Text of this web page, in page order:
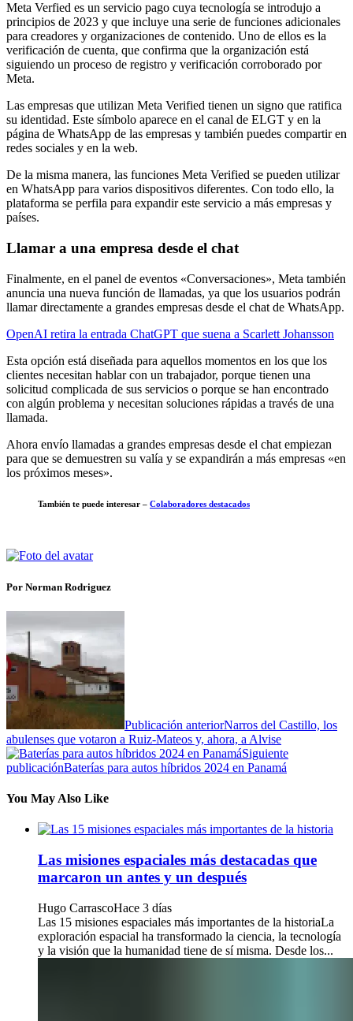
Meta Verfied es un servicio pago cuya tecnología se introdujo a
principios de 2023 y que incluye una serie de funciones adicionales
para creadores y organizaciones de contenido. Uno de ellos es la
verificación de cuenta, que confirma que la organización está
siguiendo un proceso de registro y verificación corroborado por
Meta.
Las empresas que utilizan Meta Verified tienen un signo que ratifica
su identidad. Este símbolo aparece en el canal de ELGT y en la
página de WhatsApp de las empresas y también puedes compartir en
redes sociales y en la web.
De la misma manera, las funciones Meta Verified se pueden utilizar
en WhatsApp para varios dispositivos diferentes. Con todo ello, la
plataforma se perfila para expandir este servicio a más empresas y
países.
Llamar a una empresa desde el chat
Finalmente, en el panel de eventos «Conversaciones», Meta también
anuncia una nueva función de llamadas, ya que los usuarios podrán
llamar directamente a grandes empresas desde el chat de WhatsApp.
OpenAI retira la entrada ChatGPT que suena a Scarlett Johansson
Esta opción está diseñada para aquellos momentos en los que los
clientes necesitan hablar con un trabajador, porque tienen una
solicitud complicada de sus servicios o porque se han encontrado
con algún problema y necesitan soluciones rápidas a través de una
llamada.
Ahora envío llamadas a grandes empresas desde el chat empiezan
para que se demuestren su valía y se expandirán a más empresas «en
los próximos meses».
También te puede interesar – Colaboradores destacados
Por Norman Rodriguez
Publicación anteriorNarros del Castillo, los
abulenses que votaron a Ruiz-Mateos y, ahora, a Alvise
Siguiente
publicaciónBaterías para autos híbridos 2024 en Panamá
You May Also Like
Las misiones espaciales más destacadas que
marcaron un antes y un después
Hugo CarrascoHace 3 días
Las 15 misiones espaciales más importantes de la historiaLa
exploración espacial ha transformado la ciencia, la tecnología
y la visión que la humanidad tiene de sí misma. Desde los...